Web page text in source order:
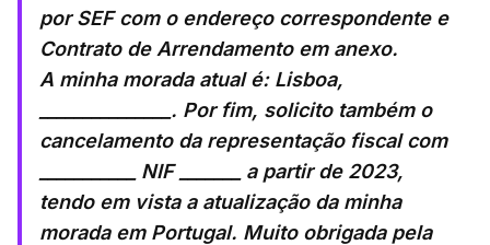
por SEF com o endereço correspondente e
Contrato de Arrendamento еm anexo.
A minha morada atual é: Lisboa,
_______________. Por fim, solicito também o
cancelamento da representação fiscal com
___________ NIF _______ a partir de 2023,
tendo em vista a atualização da minha
morada em Portugal. Muito obrigada pela